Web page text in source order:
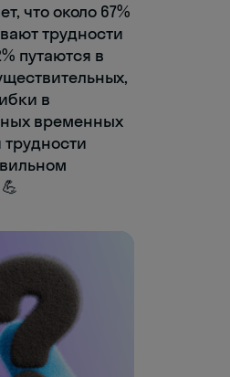
что около 67%
трудности
путаются в
в
временных